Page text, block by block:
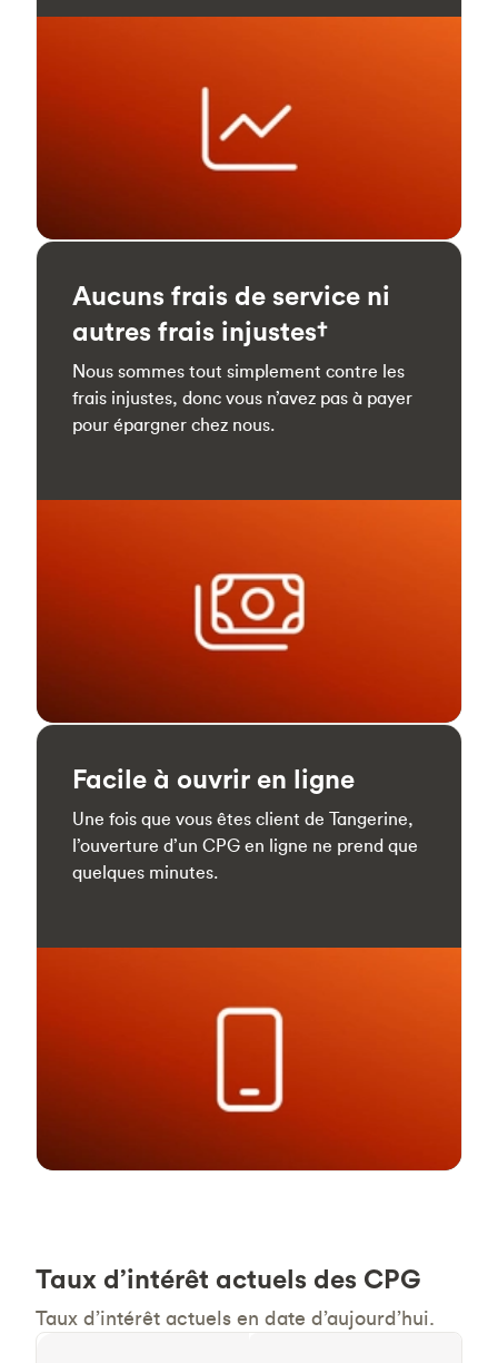
Aucuns frais de service ni
autres frais injustes†
Nous sommes tout simplement contre les
frais injustes, donc vous n’avez pas à payer
pour épargner chez nous.
Facile à ouvrir en ligne
Une fois que vous êtes client de Tangerine,
l’ouverture d’un CPG en ligne ne prend que
quelques minutes.
Taux d’intérêt actuels des CPG
Taux d’intérêt actuels en date d’aujourd’hui.